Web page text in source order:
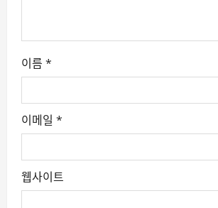
이름 *
이메일 *
웹사이트